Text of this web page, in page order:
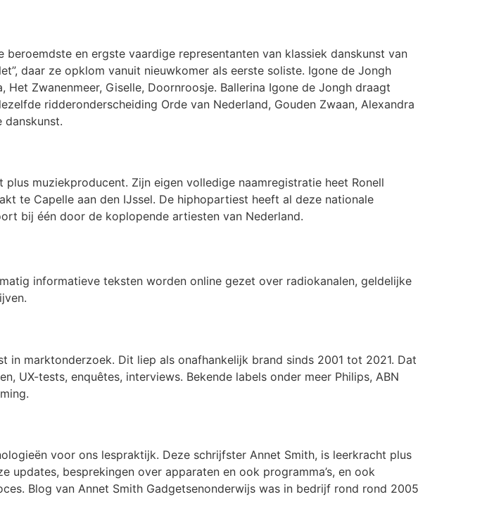
en ergste vaardige representanten van klassiek danskunst van
daar ze opklom vanuit nieuwkomer als eerste soliste. Igone de Jongh
Zwanenmeer, Giselle, Doornroosje. Ballerina Igone de Jongh draagt
ridderonderscheiding Orde van Nederland, Gouden Zwaan, Alexandra
danskunst.
muziekproducent. Zijn eigen volledige naamregistratie heet Ronell
te Capelle aan den IJssel. De hiphopartiest heeft al deze nationale
bij één door de koplopende artiesten van Nederland.
informatieve teksten worden online gezet over radiokanalen, geldelijke
in marktonderzoek. Dit liep als onafhankelijk brand sinds 2001 tot 2021. Dat
UX-tests, enquêtes, interviews. Bekende labels onder meer Philips, ABN
voor ons lespraktijk. Deze schrijfster Annet Smith, is leerkracht plus
besprekingen over apparaten en ook programma’s, en ook
Blog van Annet Smith Gadgetsenonderwijs was in bedrijf rond rond 2005